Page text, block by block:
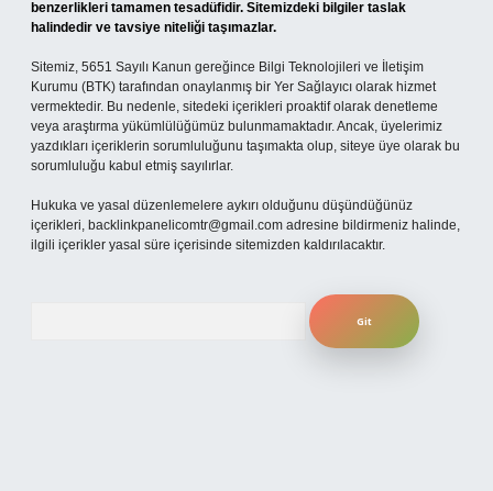
benzerlikleri tamamen tesadüfidir. Sitemizdeki bilgiler taslak
halindedir ve tavsiye niteliği taşımazlar.
Sitemiz, 5651 Sayılı Kanun gereğince Bilgi Teknolojileri ve İletişim
Kurumu (BTK) tarafından onaylanmış bir Yer Sağlayıcı olarak hizmet
vermektedir. Bu nedenle, sitedeki içerikleri proaktif olarak denetleme
veya araştırma yükümlülüğümüz bulunmamaktadır. Ancak, üyelerimiz
yazdıkları içeriklerin sorumluluğunu taşımakta olup, siteye üye olarak bu
sorumluluğu kabul etmiş sayılırlar.
Hukuka ve yasal düzenlemelere aykırı olduğunu düşündüğünüz
içerikleri, backlinkpanelicomtr@gmail.com adresine bildirmeniz halinde,
ilgili içerikler yasal süre içerisinde sitemizden kaldırılacaktır.